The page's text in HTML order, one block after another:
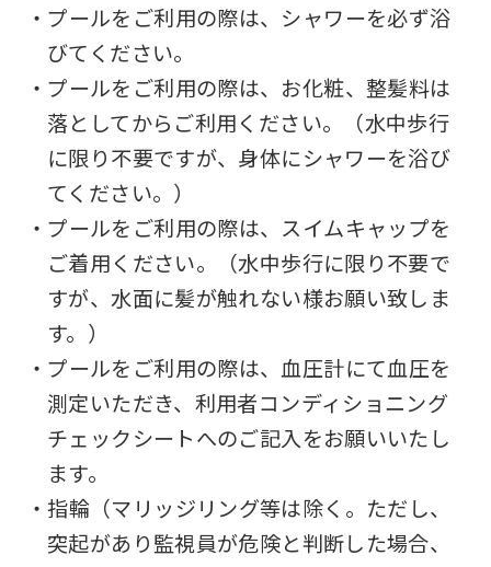
・プールをご利用の際は、シャワーを必ず浴
びてください。
・プールをご利用の際は、お化粧、整髪料は
落としてからご利用ください。（水中歩行
に限り不要ですが、身体にシャワーを浴び
てください。）
・プールをご利用の際は、スイムキャップを
ご着用ください。（水中歩行に限り不要で
すが、水面に髪が触れない様お願い致しま
す。）
・プールをご利用の際は、血圧計にて血圧を
測定いただき、利用者コンディショニング
チェックシートへのご記入をお願いいたし
ます。
・指輪（マリッジリング等は除く。ただし、
突起があり監視員が危険と判断した場合、